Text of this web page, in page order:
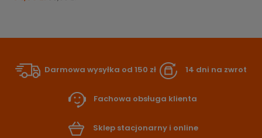
Darmowa wysyłka od 150 zł 14 dni na zwrot
Fachowa obsługa klienta
Sklep stacjonarny i online